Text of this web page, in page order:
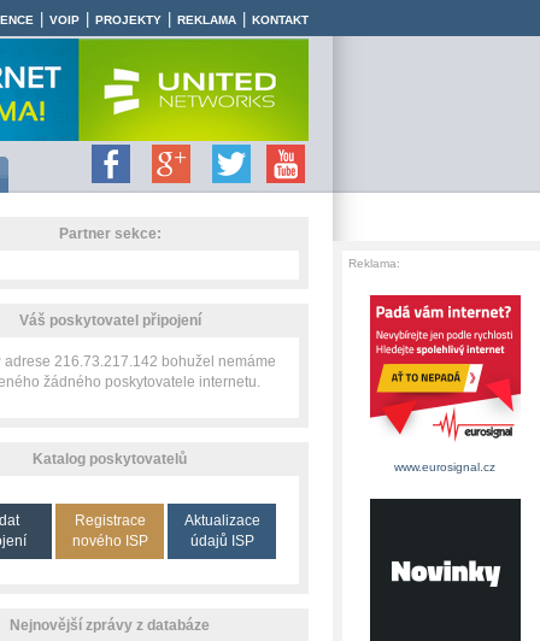
VOIP PROJEKTY REKLAMA KONTAKT
Partner sekce:
Váš poskytovatel připojení
adrese 216.73.217.142 bohužel nemáme
žádného poskytovatele internetu.
Katalog poskytovatelů
Registrace
nového ISP
Aktualizace
údajů ISP
Nejnovější zprávy z databáze
Reklama:
www.eurosignal.cz